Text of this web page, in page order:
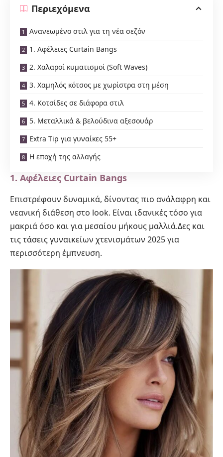
Περιεχόμενα
Ανανεωμένο στιλ για τη νέα σεζόν
1. Αφέλειες Curtain Bangs
2. Χαλαροί κυματισμοί (Soft Waves)
3. Χαμηλός κότσος με χωρίστρα στη μέση
4. Κοτσίδες σε διάφορα στιλ
5. Μεταλλικά & βελούδινα αξεσουάρ
Extra Tip για γυναίκες 55+
Η εποχή της αλλαγής
1. Αφέλειες Curtain Bangs
Επιστρέφουν δυναμικά, δίνοντας πιο ανάλαφρη και
νεανική διάθεση στο look. Είναι ιδανικές τόσο για
μακριά όσο και για μεσαίου μήκους μαλλιά.Δες και
τιςτάσεις γυναικείων χτενισμάτων 2025για
περισσότερη έμπνευση.